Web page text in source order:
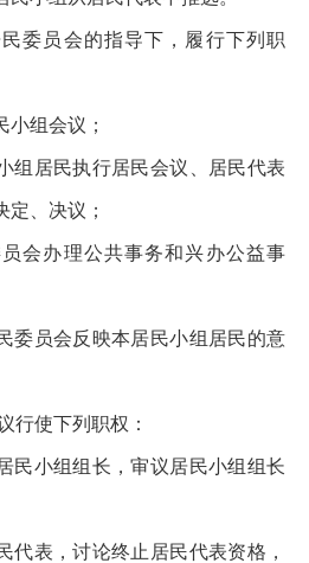
委员会的指导下，履行下列职
小组会议；
组居民执行居民会议、居民代表
、决议；
员会办理公共事务和兴办公益事
委员会反映本居民小组居民的意
行使下列职权：
民小组组长，审议居民小组组长
代表，讨论终止居民代表资格，